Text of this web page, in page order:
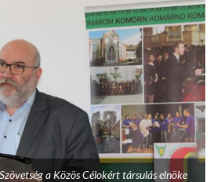
a Közös Célokért társulás elnöke